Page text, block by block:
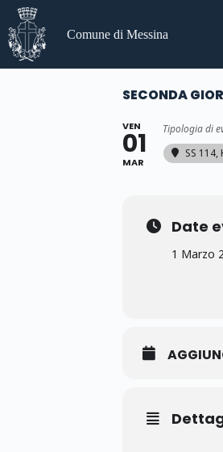
Salta
contenuto
Comune di Messina
SECONDA
VEN
01
MAR
Tipologia di
SS
Date
1 Marzo